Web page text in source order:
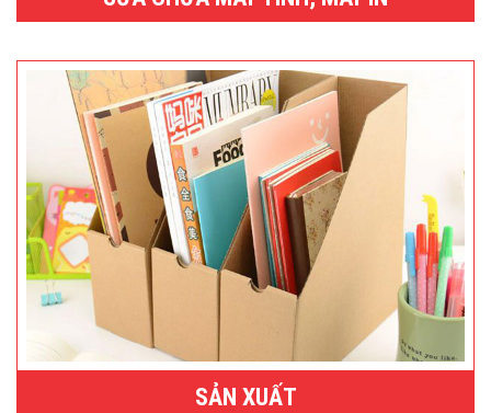
SẢN XUẤT